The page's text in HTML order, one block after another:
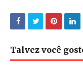
Talvez você